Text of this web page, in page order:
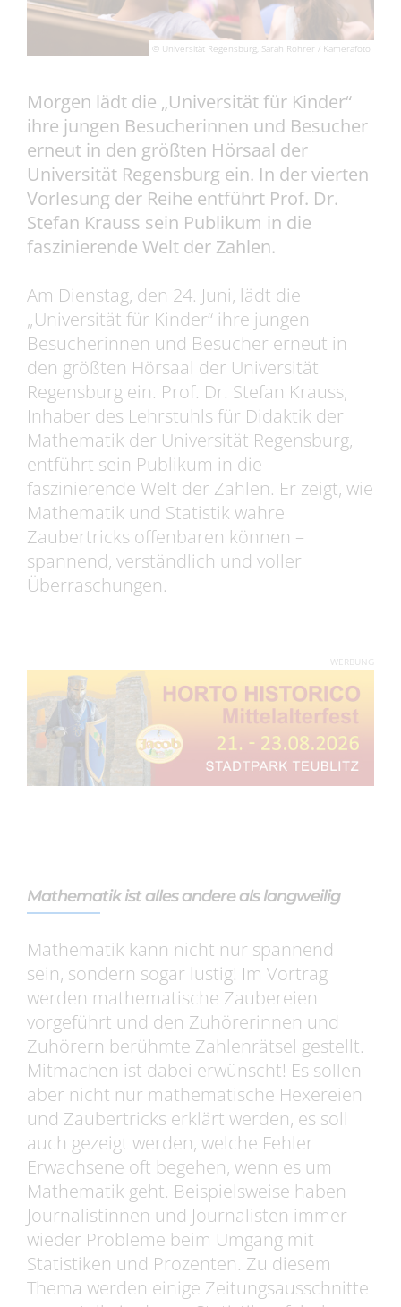
© Universität Regensburg, Sarah Rohrer / Kamerafoto
Morgen lädt die „Universität für Kinder“
ihre jungen Besucherinnen und Besucher
erneut in den größten Hörsaal der
Universität Regensburg ein. In der vierten
Vorlesung der Reihe entführt Prof. Dr.
Stefan Krauss sein Publikum in die
faszinierende Welt der Zahlen.
Am Dienstag, den 24. Juni, lädt die
„Universität für Kinder“ ihre jungen
Besucherinnen und Besucher erneut in
den größten Hörsaal der Universität
Regensburg ein. Prof. Dr. Stefan Krauss,
Inhaber des Lehrstuhls für Didaktik der
Mathematik der Universität Regensburg,
entführt sein Publikum in die
faszinierende Welt der Zahlen. Er zeigt, wie
Mathematik und Statistik wahre
Zaubertricks offenbaren können –
spannend, verständlich und voller
Überraschungen.
WERBUNG
Mathematik ist alles andere als langweilig
Mathematik kann nicht nur spannend
sein, sondern sogar lustig! Im Vortrag
werden mathematische Zaubereien
vorgeführt und den Zuhörerinnen und
Zuhörern berühmte Zahlenrätsel gestellt.
Mitmachen ist dabei erwünscht! Es sollen
aber nicht nur mathematische Hexereien
und Zaubertricks erklärt werden, es soll
auch gezeigt werden, welche Fehler
Erwachsene oft begehen, wenn es um
Mathematik geht. Beispielsweise haben
Journalistinnen und Journalisten immer
wieder Probleme beim Umgang mit
Statistiken und Prozenten. Zu diesem
Thema werden einige Zeitungsausschnitte